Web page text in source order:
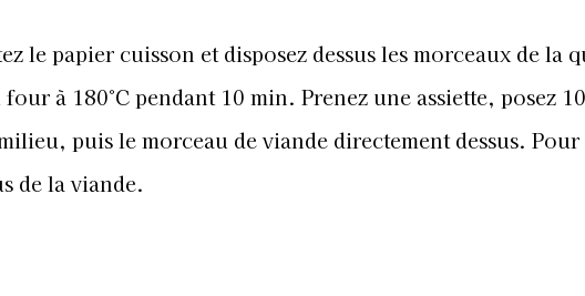
le papier cuisson et disposez dessus les morceaux de la
à 180°C pendant 10 min. Prenez une assiette, posez
puis le morceau de viande directement dessus.
de la viande.